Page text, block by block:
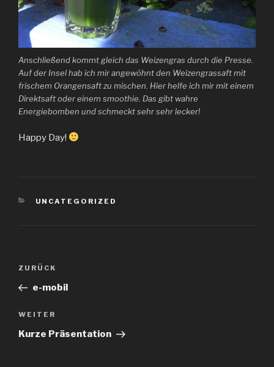
Anschließend kommt gleich das Weizengras durch die Presse.
Auf der Insel hab ich mir angewöhnt den Weizengrassaft mit
frischem Orangensaft zu mischen. Hier helfe ich mir mit einem
Direktsaft oder einem smoothie. Das gibt wahre
Energiebomben und schmeckt sehr sehr lecker!
Happy Day!
KATEGORIEN
UNCATEGORIZED
Beitragsnavigation
Vorheriger
Beitrag
ZURÜCK
e-mobil
Nächster
Beitrag
WEITER
Kurze Präsentation